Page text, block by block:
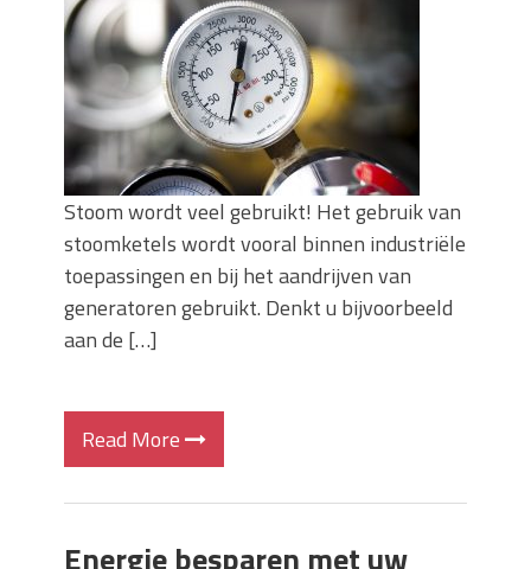
Stoom wordt veel gebruikt! Het gebruik van
stoomketels wordt vooral binnen industriële
toepassingen en bij het aandrijven van
generatoren gebruikt. Denkt u bijvoorbeeld
aan de […]
Read More
Energie besparen met uw